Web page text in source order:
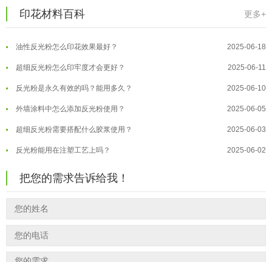
温变粉适合做热变还是冷变？ 2026-08-04
温变粉注塑后表面翻车？粗糙、颗粒... 2026-07-28
温变粉保质期有多久？开封后如何保... 2026-07-20
温变粉大批量保存指南｜做对这几步... 2026-07-17
温变粉"罢工"指南：为... 2026-07-10
温变粉到底怕不怕酸碱和酒精？ 2026-07-09
夜间安全卫士：丝印反光粉搭配全攻...
印花材料百科 更多+
印花温变粉最适合用在什么行业上呢...
油性反光粉怎么印花效果最好？ 2025-06-18
超细反光粉怎么印牢度才会更好？ 2025-06-11
反光粉是永久有效的吗？能用多久？ 2025-06-10
外墙涂料中怎么添加反光粉使用？ 2025-06-05
超细反光粉需要搭配什么胶浆使用？ 2025-06-03
反光粉能用在注塑工艺上吗？ 2025-06-02
反光粉太久不用结块要怎么处理？
印花温变粉最适合用在什么行业上呢...
油性反光粉怎么印花效果最好？ 2025-06-18
把您的需求告诉给我！